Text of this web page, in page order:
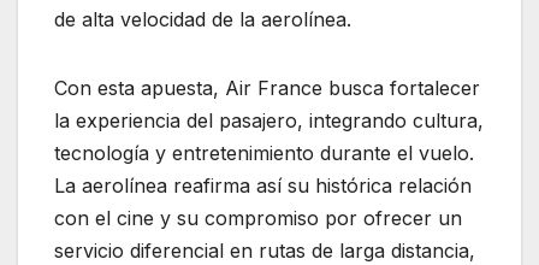
de alta velocidad de la aerolínea.
Con esta apuesta, Air France busca fortalecer
la experiencia del pasajero, integrando cultura,
tecnología y entretenimiento durante el vuelo.
La aerolínea reafirma así su histórica relación
con el cine y su compromiso por ofrecer un
servicio diferencial en rutas de larga distancia,